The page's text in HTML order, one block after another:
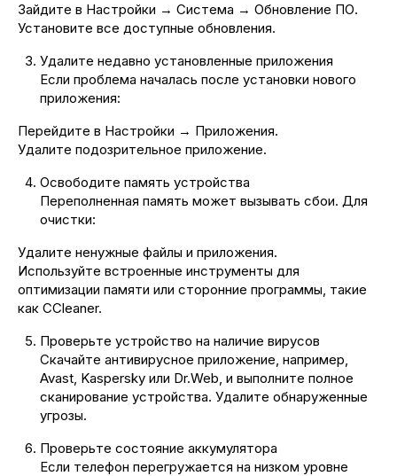
Зайдите в Настройки → Система → Обновление ПО.
Установите все доступные обновления.
Удалите недавно установленные приложения
Если проблема началась после установки нового
приложения:
Перейдите в Настройки → Приложения.
Удалите подозрительное приложение.
Освободите память устройства
Переполненная память может вызывать сбои. Для
очистки:
Удалите ненужные файлы и приложения.
Используйте встроенные инструменты для
оптимизации памяти или сторонние программы, такие
как CCleaner.
Проверьте устройство на наличие вирусов
Скачайте антивирусное приложение, например,
Avast, Kaspersky или Dr.Web, и выполните полное
сканирование устройства. Удалите обнаруженные
угрозы.
Проверьте состояние аккумулятора
Если телефон перегружается на низком уровне